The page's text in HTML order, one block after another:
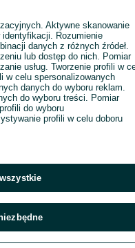
Aktywne skanowanie
Rozumienie
danych z różnych źródeł.
lub dostęp do nich. Pomiar
usług. Tworzenie profili w
w celu spersonalizowanych
danych do wyboru reklam.
do wyboru treści. Pomiar
do wyboru
profili w celu doboru